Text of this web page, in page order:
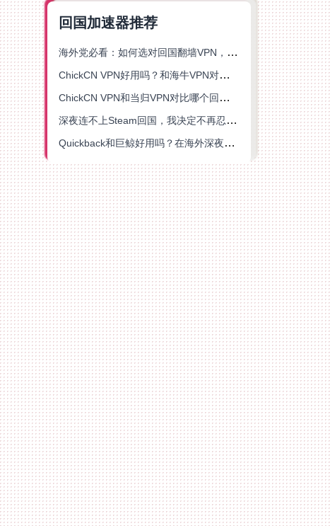
回国加速器推荐
海外党必看：如何选对回国翻墙VPN，无缝解锁国内资源？
ChickCN VPN好用吗？和海牛VPN对比哪个回国效果更好？
ChickCN VPN和当归VPN对比哪个回国效果更好？海外党亲测后选了它
深夜连不上Steam回国，我决定不再忍受这数字鸿沟
Quickback和巨鲸好用吗？在海外深夜想刷B站、追爱奇艺的你，或许正需要这份答案